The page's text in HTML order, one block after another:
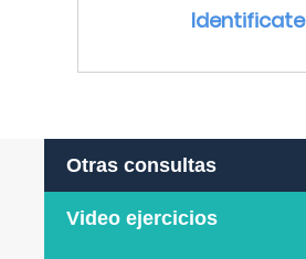
Identificate
Otras consultas
Video ejercicios